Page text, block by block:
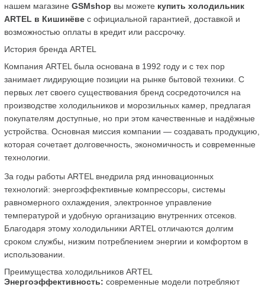
нашем магазине GSMshop вы можете купить холодильник
ARTEL в Кишинёве с официальной гарантией, доставкой и
возможностью оплаты в кредит или рассрочку.
История бренда ARTEL
Компания ARTEL была основана в 1992 году и с тех пор
занимает лидирующие позиции на рынке бытовой техники. С
первых лет своего существования бренд сосредоточился на
производстве холодильников и морозильных камер, предлагая
покупателям доступные, но при этом качественные и надёжные
устройства. Основная миссия компании — создавать продукцию,
которая сочетает долговечность, экономичность и современные
технологии.
За годы работы ARTEL внедрила ряд инновационных
технологий: энергоэффективные компрессоры, системы
равномерного охлаждения, электронное управление
температурой и удобную организацию внутренних отсеков.
Благодаря этому холодильники ARTEL отличаются долгим
сроком службы, низким потреблением энергии и комфортом в
использовании.
Преимущества холодильников ARTEL
Энергоэффективность: современные модели потребляют